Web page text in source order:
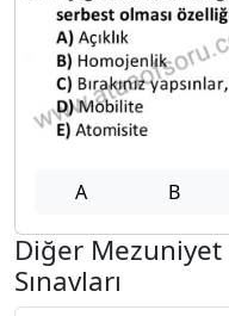
A B
Diğer
Sınavları